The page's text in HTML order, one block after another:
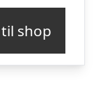
shop